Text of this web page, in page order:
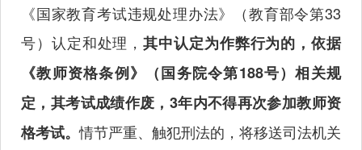
《国家教育考试违规处理办法》（教育部令第33
号）认定和处理，其中认定为作弊行为的，依据
《教师资格条例》（国务院令第188号）相关规
定，其考试成绩作废，3年内不得再次参加教师资
格考试。情节严重、触犯刑法的，将移送司法机关